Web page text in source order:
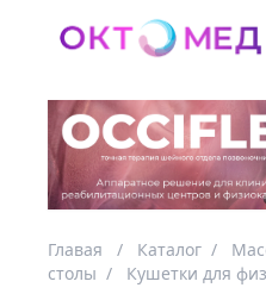
Главая / Каталог /
столы / Кушетки для